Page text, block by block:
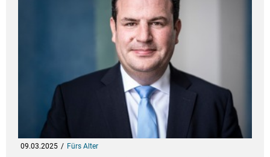
09.03.2025 Fürs Alter